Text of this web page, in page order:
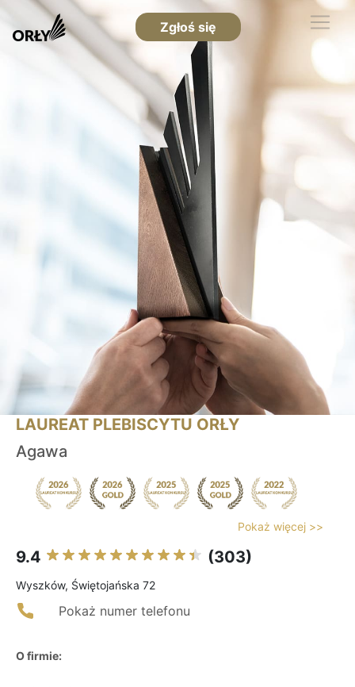
Zgłoś się
LAUREAT PLEBISCYTU ORŁY
Agawa
Pokaż więcej >>
9.4 (303)
Wyszków, Świętojańska 72
Pokaż numer telefonu
O firmie: